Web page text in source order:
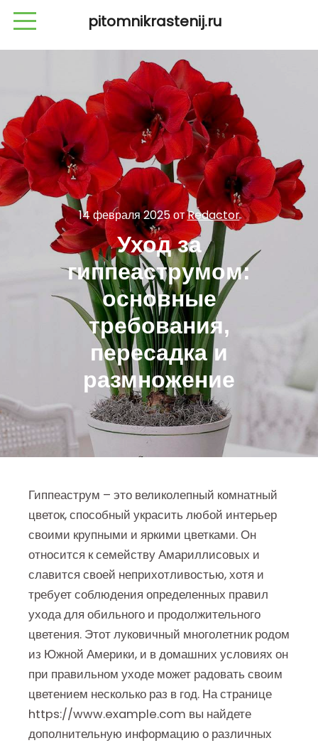
pitomnikrastenij.ru
14 февраля 2025отRedactor
Уход за
гиппеаструмом:
основные
требования,
пересадка и
размножение
Гиппеаструм – это великолепный комнатный
цветок, способный украсить любой интерьер
своими крупными и яркими цветками. Он
относится к семейству Амариллисовых и
славится своей неприхотливостью, хотя и
требует соблюдения определенных правил
ухода для обильного и продолжительного
цветения. Этот луковичный многолетник родом
из Южной Америки, и в домашних условиях он
при правильном уходе может радовать своим
цветением несколько раз в год. На странице
https://www.example.com вы найдете
дополнительную информацию о различных